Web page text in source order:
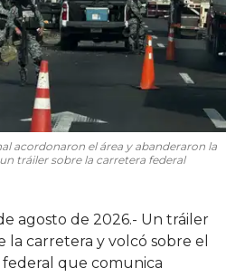
acordonaron el área y abanderaron la
tráiler sobre la carretera federal
agosto de 2026.- Un tráiler
la carretera y volcó sobre el
que comunica